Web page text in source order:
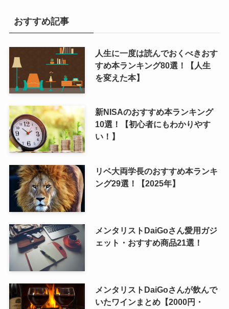
おすすめ記事
人生に一度は読んでおくべきおす
すめ本ランキング80選！【人生
を変えた本】
新NISAのおすすめ本ランキング
10選！【初心者にもわかりやす
い！】
リベ大両学長のおすすめ本ランキ
ング29選！【2025年】
メンタリストDaiGoさん愛用ガジ
ェット・おすすめ商品21選！
メンタリストDaiGoさんが飲んで
いたワインまとめ【2000円・